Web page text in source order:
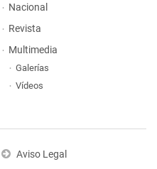
Nacional
Revista
Multimedia
Galerías
Vídeos
Aviso Legal